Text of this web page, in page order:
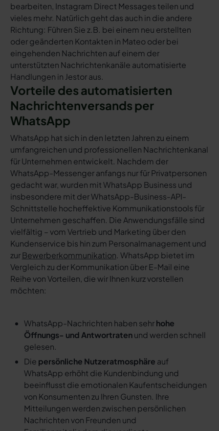
bearbeiten, Instagram Direct Messages teilen und
vieles mehr. Natürlich geht das auch in die andere
Richtung: Führen Sie z.B. bei einem neu erstellten
oder geänderten Kontakten in Mateo oder bei
eingehenden Nachrichten auf einem der
unterstützten Nachrichtenkanäle automatisierte
Handlungen in Jestor aus.
Vorteile des automatisierten
Nachrichtenversands per
WhatsApp
WhatsApp hat sich in den letzten Jahren zu einem
umfangreichen und professionellen Nachrichtenkanal
für Unternehmen entwickelt. Nachdem der
WhatsApp-Messenger anfangs nur für Privatpersonen
gedacht war, wurden mit WhatsApp Business und
insbesondere mit der WhatsApp-Business-API-
Schnittstelle hocheffektive Kommunikationstools für
Unternehmen geschaffen. Die Anwendungsfälle sind
vielfältig – vom Vertrieb und Marketing über den
Kundenservice bis hin zum Personalmanagement und
zurBewerberkommunikation. WhatsApp bietet im
Vergleich zu der Kommunikation über E-Mail eine
Reihe von Vorteilen, die wir Ihnen kurz vorstellen
möchten:
WhatsApp-Nachrichten haben sehrhohe
Öffnungs- und Antwortratenund werden schnell
gelesen.
Die persönliche Nutzeratmosphäre auf
WhatsApp erhöht die Kundenbindung und
beeinflusst die emotionalen Kaufentscheidungen
von Konsumenten zu Ihren Gunsten. Ihre
Mitteilungen werden zwischen persönlichen
Nachrichten von Freunden und